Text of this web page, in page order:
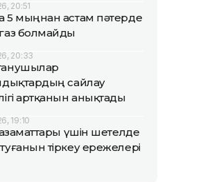
20:51
5 мыңнан астам пәтерде
болмайды
20:33
сайлау
артқанын анықтады
19:10
азаматтары үшін шетелде
тіркеу ережелері